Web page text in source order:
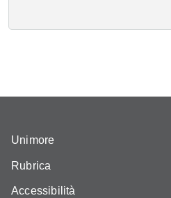
Unimore
Rubrica
Accessibilità